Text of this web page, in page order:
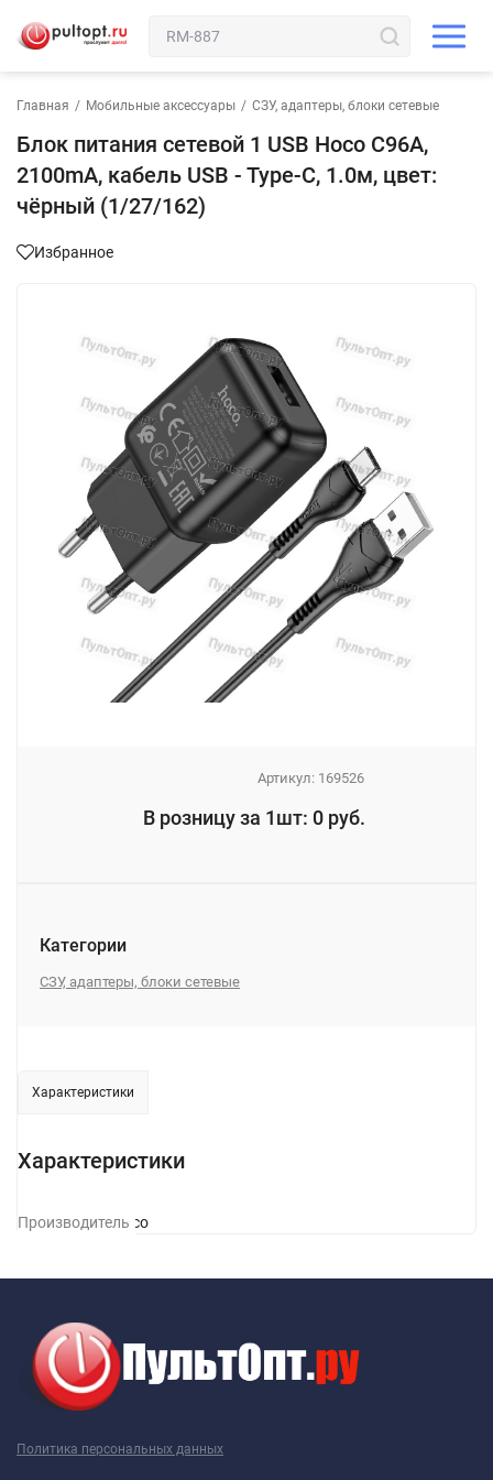
Главная / Мобильные аксессуары / СЗУ, адаптеры, блоки сетевые
Блок питания сетевой 1 USB Hoco C96A,
2100mA, кабель USB - Type-C, 1.0м, цвет:
чёрный (1/27/162)
Избранное
Артикул: 169526
В розницу за 1шт: 0 руб.
Категории
СЗУ, адаптеры, блоки сетевые
Характеристики
Характеристики
ПроизводительHoco
Политика персональных данных